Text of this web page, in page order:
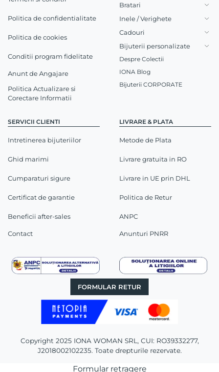
Politica de confidentialitate
Politica de cookies
Conditii program fidelitate
Anunt de Angajare
Politica Actualizare si
Corectare Informatii
SERVICII CLIENTI
Intretinerea bijuteriilor
Ghid marimi
Cumparaturi sigure
Certificat de garantie
Beneficii after-sales
Contact
LIVRARE & PLATA
Metode de Plata
Livrare gratuita in RO
Livrare in UE prin DHL
Politica de Retur
ANPC
Anunturi PNRR
Bratari
Inele / Verighete
Cadouri
Bijuterii personalizate
Despre Colectii
IONA Blog
Bijuterii CORPORATE
FORMULAR RETUR
Copyright 2025 IONA WOMAN SRL, CUI: RO39332277,
J2018002102235. Toate drepturile rezervate.
Formular retragere